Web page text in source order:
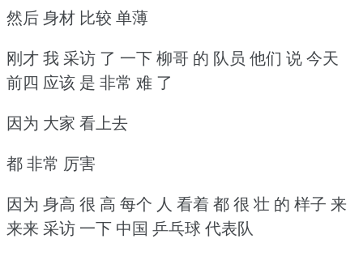
然后 身材 比较 单薄
刚才 我 采访 了 一下 柳哥 的 队员 他们 说 今天
前四 应该 是 非常 难 了
因为 大家 看上去
都 非常 厉害
因为 身高 很 高 每个 人 看着 都 很 壮 的 样子 来
来来 采访 一下 中国 乒乓球 代表队